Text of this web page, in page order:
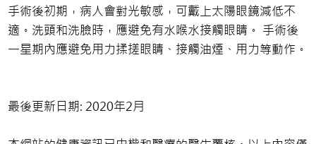
手術後初期，病人會對光敏感，可戴上太陽眼鏡減低不
適。洗頭和洗臉時，應避免有水喉水接觸眼睛。 手術後
一星期內應避免用力揉搓眼睛、接觸油煙、用力等動作。
最後更新日期: 2020年2月